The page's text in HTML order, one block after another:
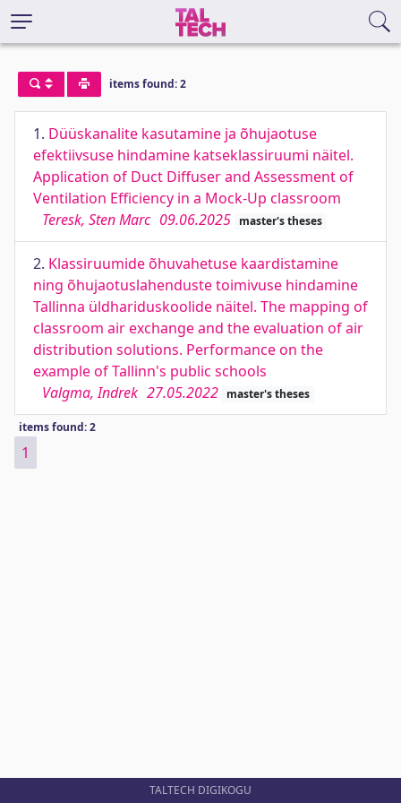
items found: 2
1. Düüskanalite kasutamine ja õhujaotuse
efektiivsuse hindamine katseklassiruumi näitel.
Application of Duct Diffuser and Assessment of
Ventilation Efficiency in a Mock-Up classroom
Teresk, Sten Marc 09.06.2025 master's theses
2. Klassiruumide õhuvahetuse kaardistamine
ning õhujaotuslahenduste toimivuse hindamine
Tallinna üldhariduskoolide näitel. The mapping of
classroom air exchange and the evaluation of air
distribution solutions. Performance on the
example of Tallinn's public schools
Valgma, Indrek 27.05.2022 master's theses
items found: 2
1
TALTECH DIGIKOGU